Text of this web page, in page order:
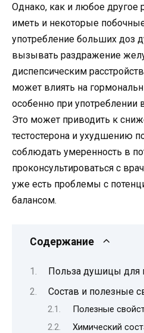
Однако, как и любое другое
иметь и некоторые
употребление больших доз
вызывать раздражение
диспепсическим
может влиять на
особенно при употреблении
Это может приводить к
тестостерона и ухудшению
соблюдать умеренность в
проконсультироваться с
уже есть проблемы с
балансом.
Содержание
Польза душицы для
Состав и полезные
Полезные
Химический